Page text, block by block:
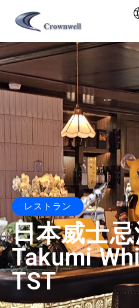
レストラン
日本威士
Takumi
TST